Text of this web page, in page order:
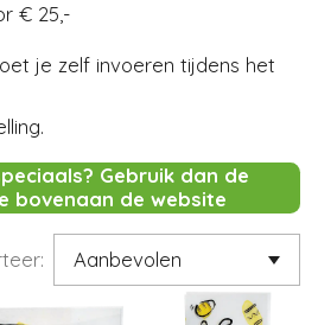
€ 25,-
je zelf invoeren tijdens het
Gebruik dan de
bovenaan de website